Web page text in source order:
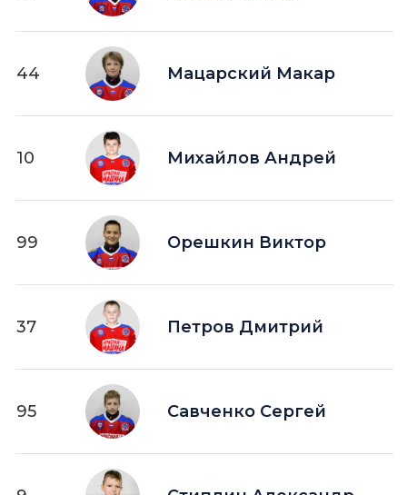
44 Мацарский Макар
10 Михайлов Андрей
99 Орешкин Виктор
37 Петров Дмитрий
95 Савченко Сергей